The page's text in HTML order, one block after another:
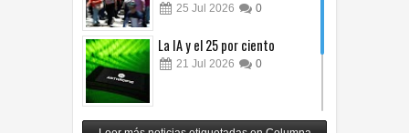
25 Jul 2026 0
La IA y el 25 por ciento
21 Jul 2026 0
Carlos Monsiváis